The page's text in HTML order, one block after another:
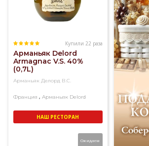
Купили 22 раза
Арманьяк Delord
Armagnac V.S. 40%
(0,7L)
Арманьяк Делорд В.С.
Франция , Арманьяк Delord
НАШ РЕСТОРАН
Ожидаем